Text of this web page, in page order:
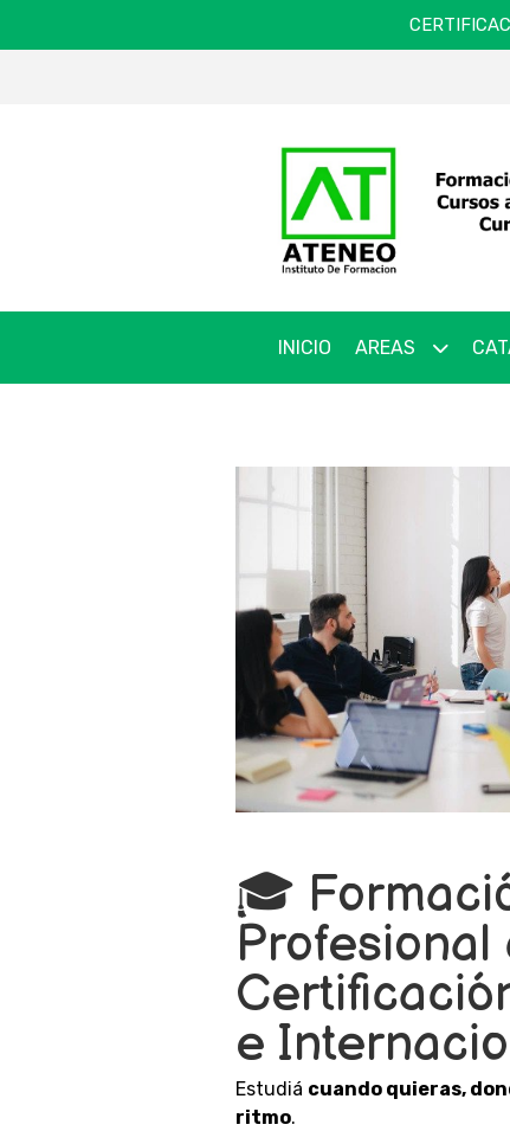
INICIO AREAS
🎓
Profesional
e
Estudiá cuando quieras,
ritmo.